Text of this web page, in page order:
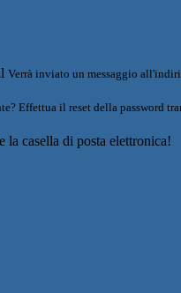
Verrà inviato un messaggio
Effettua il reset della password
casella di posta elettronica!